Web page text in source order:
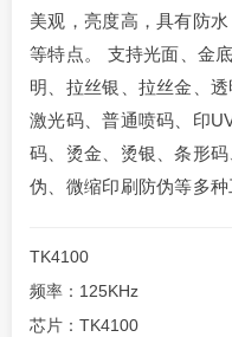
美观，亮度高，具有防
等特点。 支持光面、金
明、拉丝银、拉丝金、
激光码、普通喷码、印
码、烫金、烫银、条形
伪、微缩印刷防伪等多种
TK4100
频率：125KHz
芯片：TK4100